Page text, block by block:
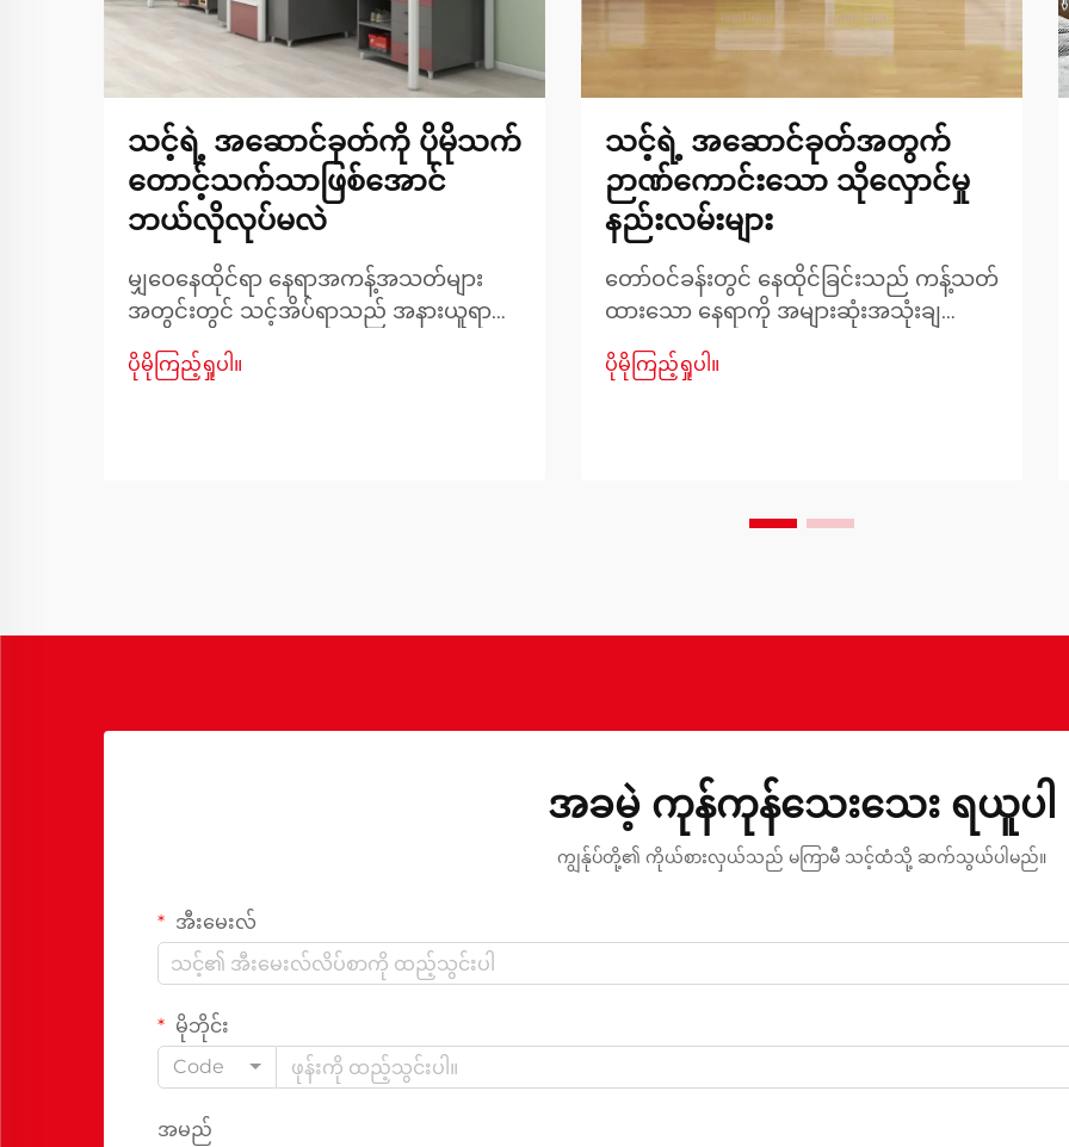
သင့်ရဲ့ အဆောင်ခုတ်ကို ပိုမိုသက်
တောင့်သက်သာဖြစ်အောင်
ဘယ်လိုလုပ်မလဲ
မျှဝေနေထိုင်ရာ နေရာအကန့်အသတ်များ
အတွင်းတွင် သင့်အိပ်ရာသည် အနားယူရာ
အဓိကကဏ္ဍမှ ပါဝင်နေပါသည်။ သက်
ပိုမိုကြည့်ရှုပါ။
သင့်ရဲ့ အဆောင်ခုတ်အတွက်
ဉာဏ်ကောင်းသော သိုလှောင်မှု
နည်းလမ်းများ
တော်ဝင်ခန်းတွင် နေထိုင်ခြင်းသည် ကန့်သတ်
ထားသော နေရာကို အများဆုံးအသုံးချ
ပေါ်စေပြီး အိပ်စက်ရာနေရာအနီးတွင်
ပတ်ဝန်းကျင်တစ်ခုအဖြစ် ပြောင်းလဲပေးနိုင်
ပိုမိုကြည့်ရှုပါ။
အခမဲ့ ကုန်ကုန်သေးသေး ရယူပါ
ကျွန်ုပ်တို့၏ ကိုယ်စားလှယ်သည် မကြာမီ သင့်ထံသို့ ဆက်သွယ်ပါမည်။
အီးမေးလ်
မိုဘိုင်း
Code
အမည်